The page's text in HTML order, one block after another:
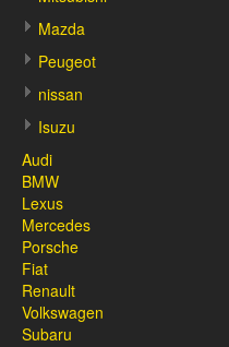
Mazda
Peugeot
nissan
Isuzu
Audi
BMW
Lexus
Mercedes
Porsche
Fiat
Renault
Volkswagen
Subaru